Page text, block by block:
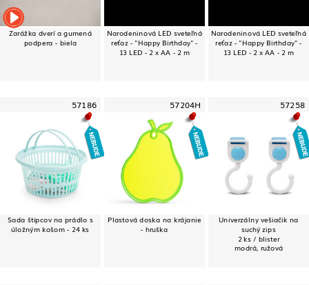
Zarážka dverí a gumená
podpera - biela
Narodeninová LED sveteľná
reťaz - "Happy Birthday" -
13 LED - 2 x AA - 2 m
Narodeninová LED sveteľná
reťaz - "Happy Birthday" -
13 LED - 2 x AA - 2 m
57186
Sada štipcov na prádlo s
úložným košom - 24 ks
57204H
Plastová doska na krájanie
- hruška
57258
Univerzálny vešiačik na
suchý zips
2 ks / blister
modrá, ružová